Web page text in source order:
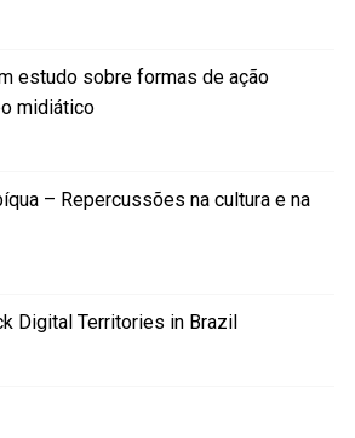
estudo sobre formas de ação
midiático
– Repercussões na cultura e na
Digital Territories in Brazil